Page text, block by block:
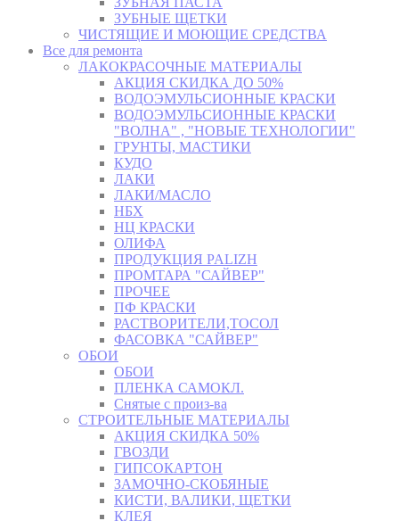
ЗУБНЫЕ ЩЕТКИ
ЧИСТЯЩИЕ И МОЮЩИЕ СРЕДСТВА
Все для ремонта
ЛАКОКРАСОЧНЫЕ МАТЕРИАЛЫ
АКЦИЯ СКИДКА ДО 50%
ВОДОЭМУЛЬСИОННЫЕ КРАСКИ
ВОДОЭМУЛЬСИОННЫЕ КРАСКИ
"ВОЛНА" , "НОВЫЕ ТЕХНОЛОГИИ"
ГРУНТЫ, МАСТИКИ
КУДО
ЛАКИ
ЛАКИ/МАСЛО
НБХ
НЦ КРАСКИ
ОЛИФА
ПРОДУКЦИЯ PALIZH
ПРОМТАРА "САЙВЕР"
ПРОЧЕЕ
ПФ КРАСКИ
РАСТВОРИТЕЛИ,ТОСОЛ
ФАСОВКА "САЙВЕР"
ОБОИ
ОБОИ
ПЛЕНКА САМОКЛ.
Снятые с произ-ва
СТРОИТЕЛЬНЫЕ МАТЕРИАЛЫ
АКЦИЯ СКИДКА 50%
ГВОЗДИ
ГИПСОКАРТОН
ЗАМОЧНО-СКОБЯНЫЕ
КИСТИ, ВАЛИКИ, ЩЕТКИ
КЛЕЯ